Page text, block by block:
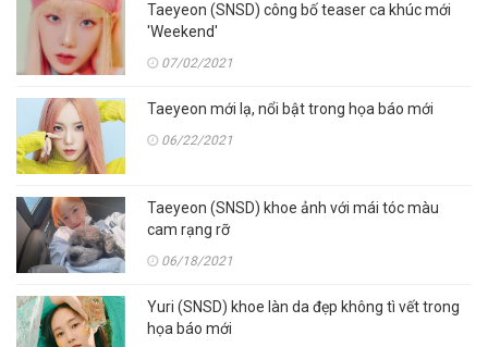
Taeyeon (SNSD) công bố teaser ca khúc mới
'Weekend'
07/02/2021
Taeyeon mới lạ, nổi bật trong họa báo mới
06/22/2021
Taeyeon (SNSD) khoe ảnh với mái tóc màu
cam rạng rỡ
06/18/2021
Yuri (SNSD) khoe làn da đẹp không tì vết trong
họa báo mới